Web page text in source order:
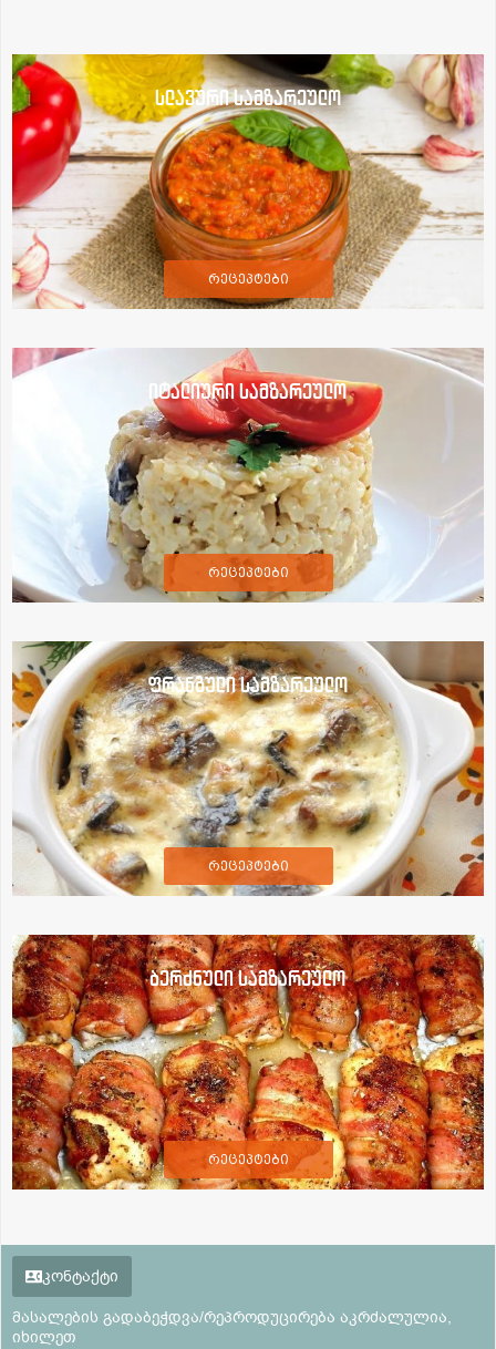
სლავური სამზარეულო
რეცეპტები
იტალიური სამზარეულო
რეცეპტები
ფრანგული სამზარეულო
რეცეპტები
ბერძნული სამზარეულო
რეცეპტები
კონტაქტი
მასალების გადაბეჭდვა/რეპროდუცირება აკრძალულია,
იხილეთ